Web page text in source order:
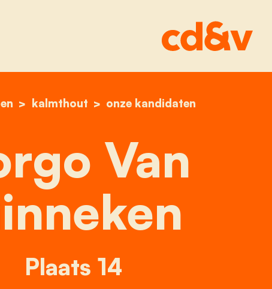
home
kalmthout onze kandidaten
jorgo van ginneken
Van
Plaats 14